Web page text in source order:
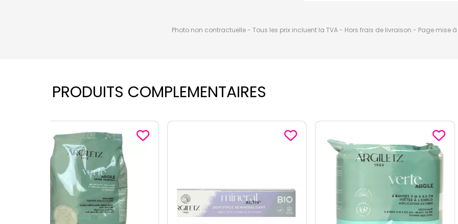
Photo non contractuelle - Tous les prix incluent la TVA - Hors frais de livraison - Page mise
PRODUITS COMPLEMENTAIRES